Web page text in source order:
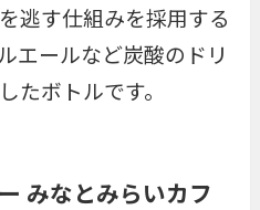
逃す仕組みを採用する
エールなど炭酸のドリ
たボトルです。
みなとみらいカフ